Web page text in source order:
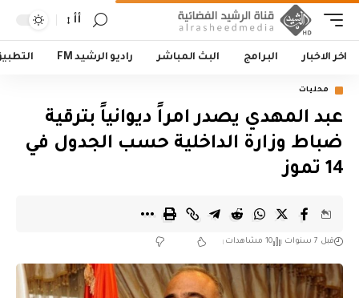
أأ
اخر الاخبار البرامج البث المباشر راديو الرشيد FM
محليات
عبد المهدي يصدر امراً ديوانياً بترقية
ضباط وزارة الداخلية حسب الجدول في
14 تموز
قبل 7 سنوات 10 مشاهدات